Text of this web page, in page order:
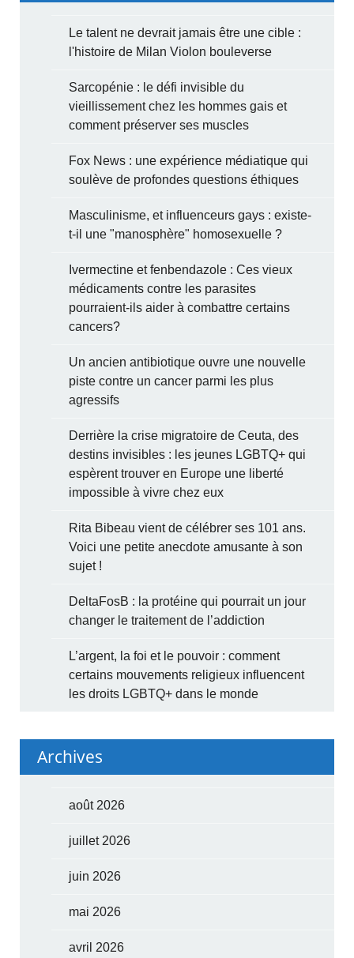
Le talent ne devrait jamais être une cible :
l'histoire de Milan Violon bouleverse
Sarcopénie : le défi invisible du
vieillissement chez les hommes gais et
comment préserver ses muscles
Fox News : une expérience médiatique qui
soulève de profondes questions éthiques
Masculinisme, et influenceurs gays : existe-
t-il une "manosphère" homosexuelle ?
Ivermectine et fenbendazole : Ces vieux
médicaments contre les parasites
pourraient-ils aider à combattre certains
cancers?
Un ancien antibiotique ouvre une nouvelle
piste contre un cancer parmi les plus
agressifs
Derrière la crise migratoire de Ceuta, des
destins invisibles : les jeunes LGBTQ+ qui
espèrent trouver en Europe une liberté
impossible à vivre chez eux
Rita Bibeau vient de célébrer ses 101 ans.
Voici une petite anecdote amusante à son
sujet !
DeltaFosB : la protéine qui pourrait un jour
changer le traitement de l’addiction
L’argent, la foi et le pouvoir : comment
certains mouvements religieux influencent
les droits LGBTQ+ dans le monde
Archives
août 2026
juillet 2026
juin 2026
mai 2026
avril 2026